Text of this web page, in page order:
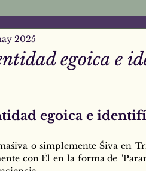
egoica e
2025
egoica e
o simplemente Śiva en
con Él en la forma de